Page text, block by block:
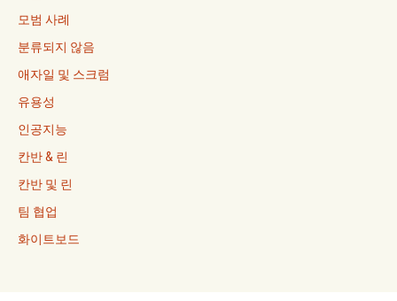
모범 사례
분류되지 않음
애자일 및 스크럼
유용성
인공지능
칸반 & 린
칸반 및 린
팀 협업
화이트보드